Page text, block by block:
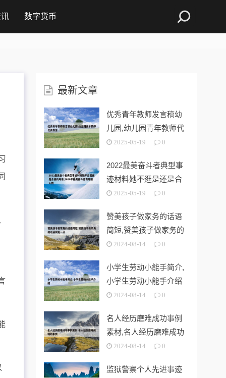
数字货币
最新文章
优秀青年教师发言稿幼
儿园,幼儿园青年教师代
表发言
2025-05-19 0
2022最美奋斗者典型事
迹材料她不逛是还是合
格的母亲
2025-05-19 0
赞美孩子做家务的话语
简短,赞美孩子做家务的
话语简短一
2024-08-14 0
小学生劳动小能手简介,
小学生劳动小能手介绍
2024-08-14 0
名人经历磨难成功事例
素材,名人经历磨难成功
的事例
2024-08-14 0
监狱警察个人先进事迹